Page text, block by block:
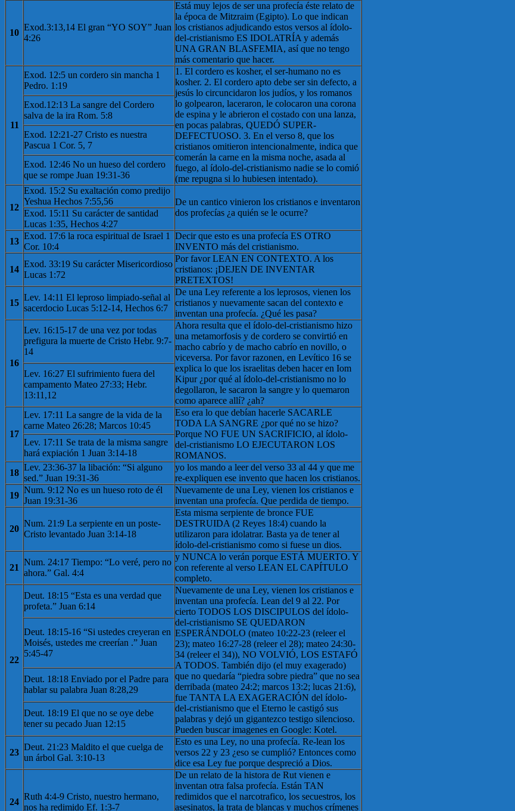
10
Exod.3:13,14 El gran “YO SOY” Juan
4:26
Está muy lejos de ser una profecía éste relato de
la época de Mitzraim (Egipto). Lo que indican
los cristianos adjudicando estos versos al ídolo-
del-cristianismo ES IDOLATRÍA y además
UNA GRAN BLASFEMIA, así que no tengo
más comentario que hacer.
11
Exod. 12:5 un cordero sin mancha 1
Pedro. 1:19
1. El cordero es kosher, el ser-humano no es
kosher. 2. El cordero apto debe ser sin defecto, a
jesús lo circuncidaron los judíos, y los romanos
lo golpearon, laceraron, le colocaron una corona
de espina y le abrieron el costado con una lanza,
en pocas palabras, QUEDÓ SUPER-
DEFECTUOSO. 3. En el verso 8, que los
cristianos omitieron intencionalmente, indica que
comerán la carne en la misma noche, asada al
fuego, al ídolo-del-cristianismo nadie se lo comió
(me repugna si lo hubiesen intentado).
Exod.12:13 La sangre del Cordero
salva de la ira Rom. 5:8
Exod. 12:21-27 Cristo es nuestra
Pascua 1 Cor. 5, 7
Exod. 12:46 No un hueso del cordero
que se rompe Juan 19:31-36
12
Exod. 15:2 Su exaltación como predijo
Yeshua Hechos 7:55,56
De un cantico vinieron los cristianos e inventaron
dos profecías ¿a quién se le ocurre?
Exod. 15:11 Su carácter de santidad
Lucas 1:35, Hechos 4:27
13
Exod. 17:6 la roca espiritual de Israel 1
Cor. 10:4
Decir que esto es una profecía ES OTRO
INVENTO más del cristianismo.
14
Exod. 33:19 Su carácter Misericordioso
Lucas 1:72
Por favor LEAN EN CONTEXTO. A los
cristianos: ¡DEJEN DE INVENTAR
PRETEXTOS!
15
Lev. 14:11 El leproso limpiado-señal al
sacerdocio Lucas 5:12-14, Hechos 6:7
De una Ley referente a los leprosos, vienen los
cristianos y nuevamente sacan del contexto e
inventan una profecía. ¿Qué les pasa?
16
Lev. 16:15-17 de una vez por todas
prefigura la muerte de Cristo Hebr. 9:7-
14
Ahora resulta que el ídolo-del-cristianismo hizo
una metamorfosis y de cordero se convirtió en
macho cabrío y de macho cabrío en novillo, o
viceversa. Por favor razonen, en Levítico 16 se
explica lo que los israelitas deben hacer en Iom
Kipur ¿por qué al ídolo-del-cristianismo no lo
degollaron, le sacaron la sangre y lo quemaron
como aparece allí? ¿ah?
Lev. 16:27 El sufrimiento fuera del
campamento Mateo 27:33; Hebr.
13:11,12
17
Lev. 17:11 La sangre de la vida de la
carne Mateo 26:28; Marcos 10:45
Eso era lo que debían hacerle SACARLE
TODA LA SANGRE ¿por qué no se hizo?
Porque NO FUE UN SACRIFICIO, al ídolo-
del-cristianismo LO EJECUTARON LOS
ROMANOS.
Lev. 17:11 Se trata de la misma sangre
hará expiación 1 Juan 3:14-18
18
Lev. 23:36-37 la libación: “Si alguno
sed.” Juan 19:31-36
yo los mando a leer del verso 33 al 44 y que me
re-expliquen ese invento que hacen los cristianos.
19
Num. 9:12 No es un hueso roto de él
Juan 19:31-36
Nuevamente de una Ley, vienen los cristianos e
inventan una profecía. Que perdida de tiempo.
20
Num. 21:9 La serpiente en un poste-
Cristo levantado Juan 3:14-18
Esta misma serpiente de bronce FUE
DESTRUIDA (2 Reyes 18:4) cuando la
utilizaron para idolatrar. Basta ya de tener al
ídolo-del-cristianismo como si fuese un dios.
21
Num. 24:17 Tiempo: “Lo veré, pero no
ahora.” Gal. 4:4
y NUNCA lo verán porque ESTÁ MUERTO. Y
con referente al verso LEAN EL CAPÍTULO
completo.
22
Deut. 18:15 “Esta es una verdad que
profeta.” Juan 6:14
Nuevamente de una Ley, vienen los cristianos e
inventan una profecía. Lean del 9 al 22. Por
cierto TODOS LOS DISCIPULOS del ídolo-
del-cristianismo SE QUEDARON
ESPERÁNDOLO (mateo 10:22-23 (releer el
23); mateo 16:27-28 (releer el 28); mateo 24:30-
34 (releer el 34)), NO VOLVIÓ, LOS ESTAFÓ
A TODOS. También dijo (el muy exagerado)
que no quedaría “piedra sobre piedra” que no sea
derribada (mateo 24:2; marcos 13:2; lucas 21:6),
fue TANTA LA EXAGERACIÓN del ídolo-
del-cristianismo que el Eterno le castigó sus
palabras y dejó un gigantezco testigo silencioso.
Pueden buscar imagenes en Google: Kotel.
Deut. 18:15-16 “Si ustedes creyeran en
Moisés, ustedes me creerían .” Juan
5:45-47
Deut. 18:18 Enviado por el Padre para
hablar su palabra Juan 8:28,29
Deut. 18:19 El que no se oye debe
tener su pecado Juan 12:15
23
Deut. 21:23 Maldito el que cuelga de
un árbol Gal. 3:10-13
Esto es una Ley, no una profecía. Re-lean los
versos 22 y 23 ¿eso se cumplió? Entonces como
dice esa Ley fue porque despreció a Dios.
24
Ruth 4:4-9 Cristo, nuestro hermano,
nos ha redimido Ef. 1:3-7
De un relato de la histora de Rut vienen e
inventan otra falsa profecía. Están TAN
redimidos que el narcotrafico, los secuestros, los
asesinatos, la trata de blancas y muchos crímenes